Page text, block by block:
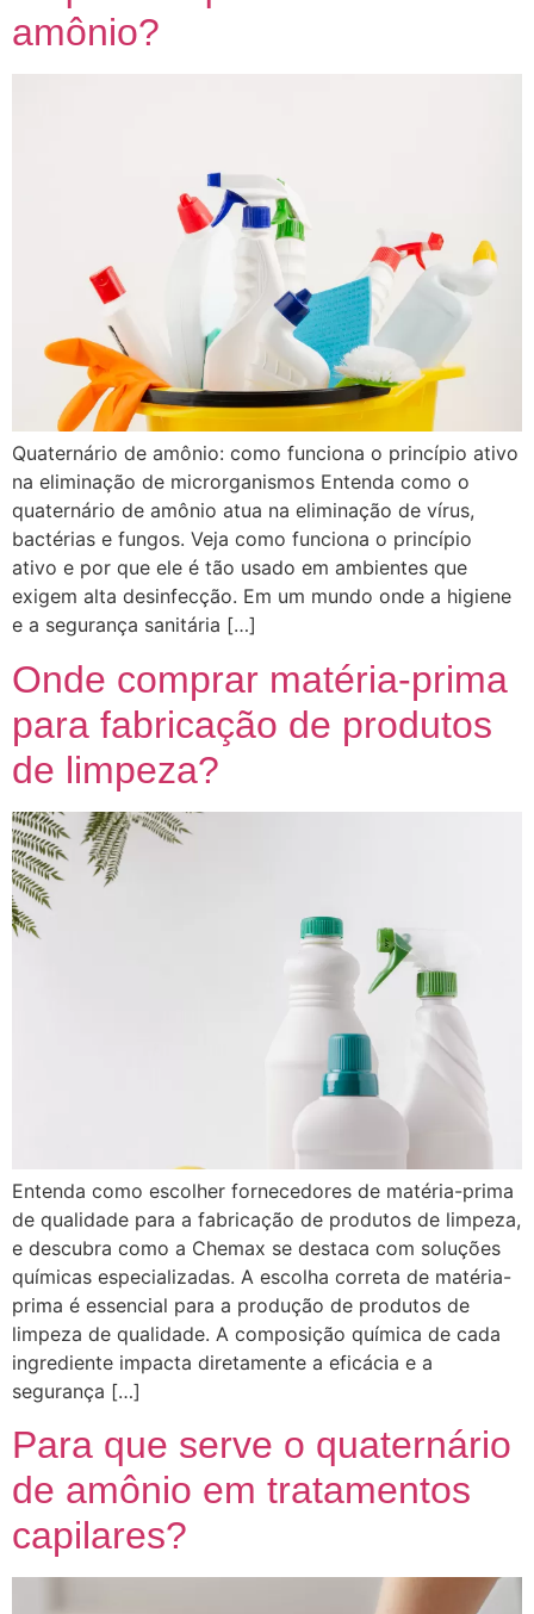
amônio?
Quaternário de amônio: como funciona o princípio ativo
na eliminação de microrganismos Entenda como o
quaternário de amônio atua na eliminação de vírus,
bactérias e fungos. Veja como funciona o princípio
ativo e por que ele é tão usado em ambientes que
exigem alta desinfecção. Em um mundo onde a higiene
e a segurança sanitária […]
Onde comprar matéria-prima
para fabricação de produtos
de limpeza?
Entenda como escolher fornecedores de matéria-prima
de qualidade para a fabricação de produtos de limpeza,
e descubra como a Chemax se destaca com soluções
químicas especializadas. A escolha correta de matéria-
prima é essencial para a produção de produtos de
limpeza de qualidade. A composição química de cada
ingrediente impacta diretamente a eficácia e a
segurança […]
Para que serve o quaternário
de amônio em tratamentos
capilares?